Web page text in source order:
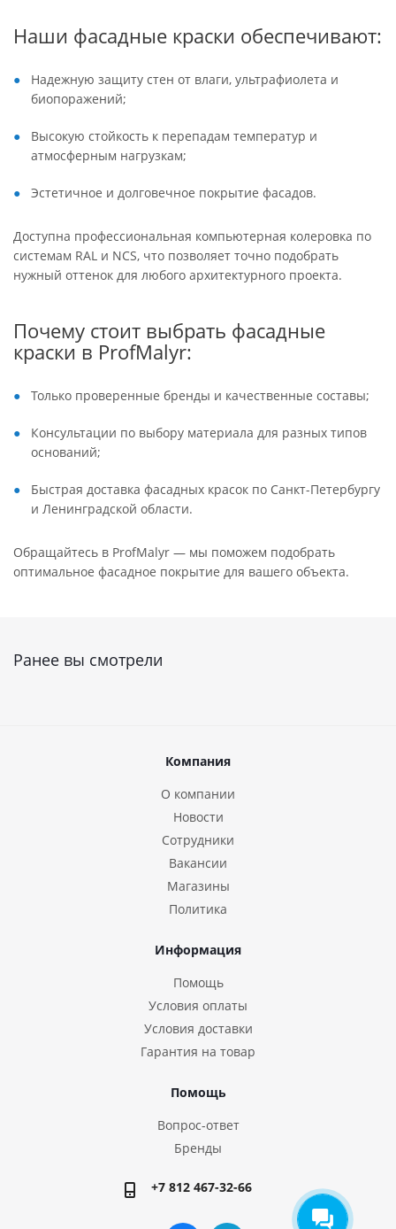
Наши фасадные краски обеспечивают:
Надежную защиту стен от влаги, ультрафиолета и
биопоражений;
Высокую стойкость к перепадам температур и
атмосферным нагрузкам;
Эстетичное и долговечное покрытие фасадов.
Доступна профессиональная компьютерная колеровка по
системам RAL и NCS, что позволяет точно подобрать
нужный оттенок для любого архитектурного проекта.
Почему стоит выбрать фасадные
краски в ProfMalyr:
Только проверенные бренды и качественные составы;
Консультации по выбору материала для разных типов
оснований;
Быстрая доставка фасадных красок по Санкт-Петербургу
и Ленинградской области.
Обращайтесь в ProfMalyr — мы поможем подобрать
оптимальное фасадное покрытие для вашего объекта.
Ранее вы смотрели
Компания
О компании
Новости
Сотрудники
Вакансии
Магазины
Политика
Информация
Помощь
Условия оплаты
Условия доставки
Гарантия на товар
Помощь
Вопрос-ответ
Бренды
+7 812 467-32-66